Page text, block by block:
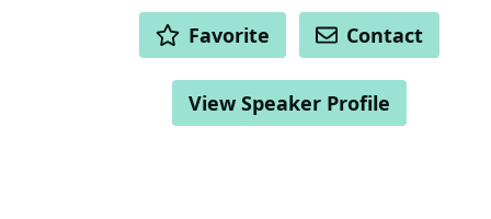
ACTIONS Favorite Contact
View Speaker Profile